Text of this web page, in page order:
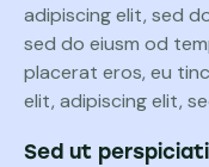
adipiscing elit, sed
sed do eiusm od
placerat eros, eu
elit, adipiscing elit,
Sed ut